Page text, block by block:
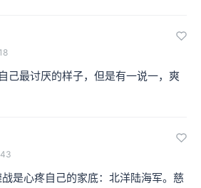
己最讨厌的样子，但是有一说一，爽
是心疼自己的家底：北洋陆海军。慈